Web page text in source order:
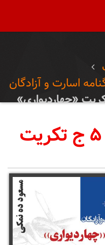
جلد ۴۰ اردوگاه ۵ ج تکریت